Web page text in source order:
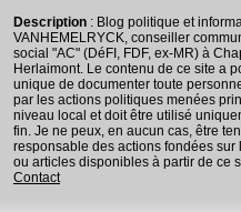
Description : Blog politique et
VANHEMELRYCK, conseiller
social "AC" (DéFI, FDF, ex-MR) à
Herlaimont. Le contenu de ce site a
unique de documenter toute
par les actions politiques menées
niveau local et doit être utilisé
fin. Je ne peux, en aucun cas, être
responsable des actions fondées sur
ou articles disponibles à partir de ce
Contact